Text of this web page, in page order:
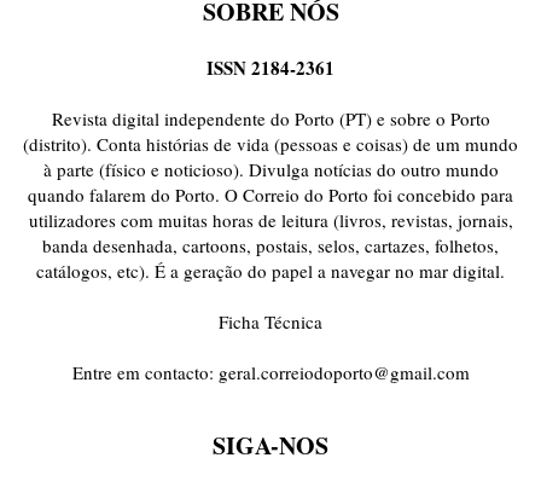
SOBRE NÓS
ISSN 2184-2361
Revista digital independente do Porto (PT) e sobre o Porto
(distrito). Conta histórias de vida (pessoas e coisas) de um mundo
à parte (físico e noticioso). Divulga notícias do outro mundo
quando falarem do Porto. O Correio do Porto foi concebido para
utilizadores com muitas horas de leitura (livros, revistas, jornais,
banda desenhada, cartoons, postais, selos, cartazes, folhetos,
catálogos, etc). É a geração do papel a navegar no mar digital.
Ficha Técnica
Entre em contacto: geral.correiodoporto@gmail.com
SIGA-NOS